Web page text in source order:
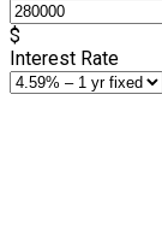
$
Interest Rate